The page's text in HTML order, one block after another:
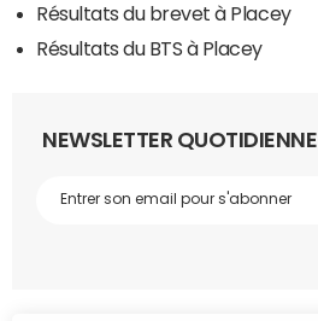
Résultats du brevet à Placey
Résultats du BTS à Placey
NEWSLETTER QUOTIDIENNE